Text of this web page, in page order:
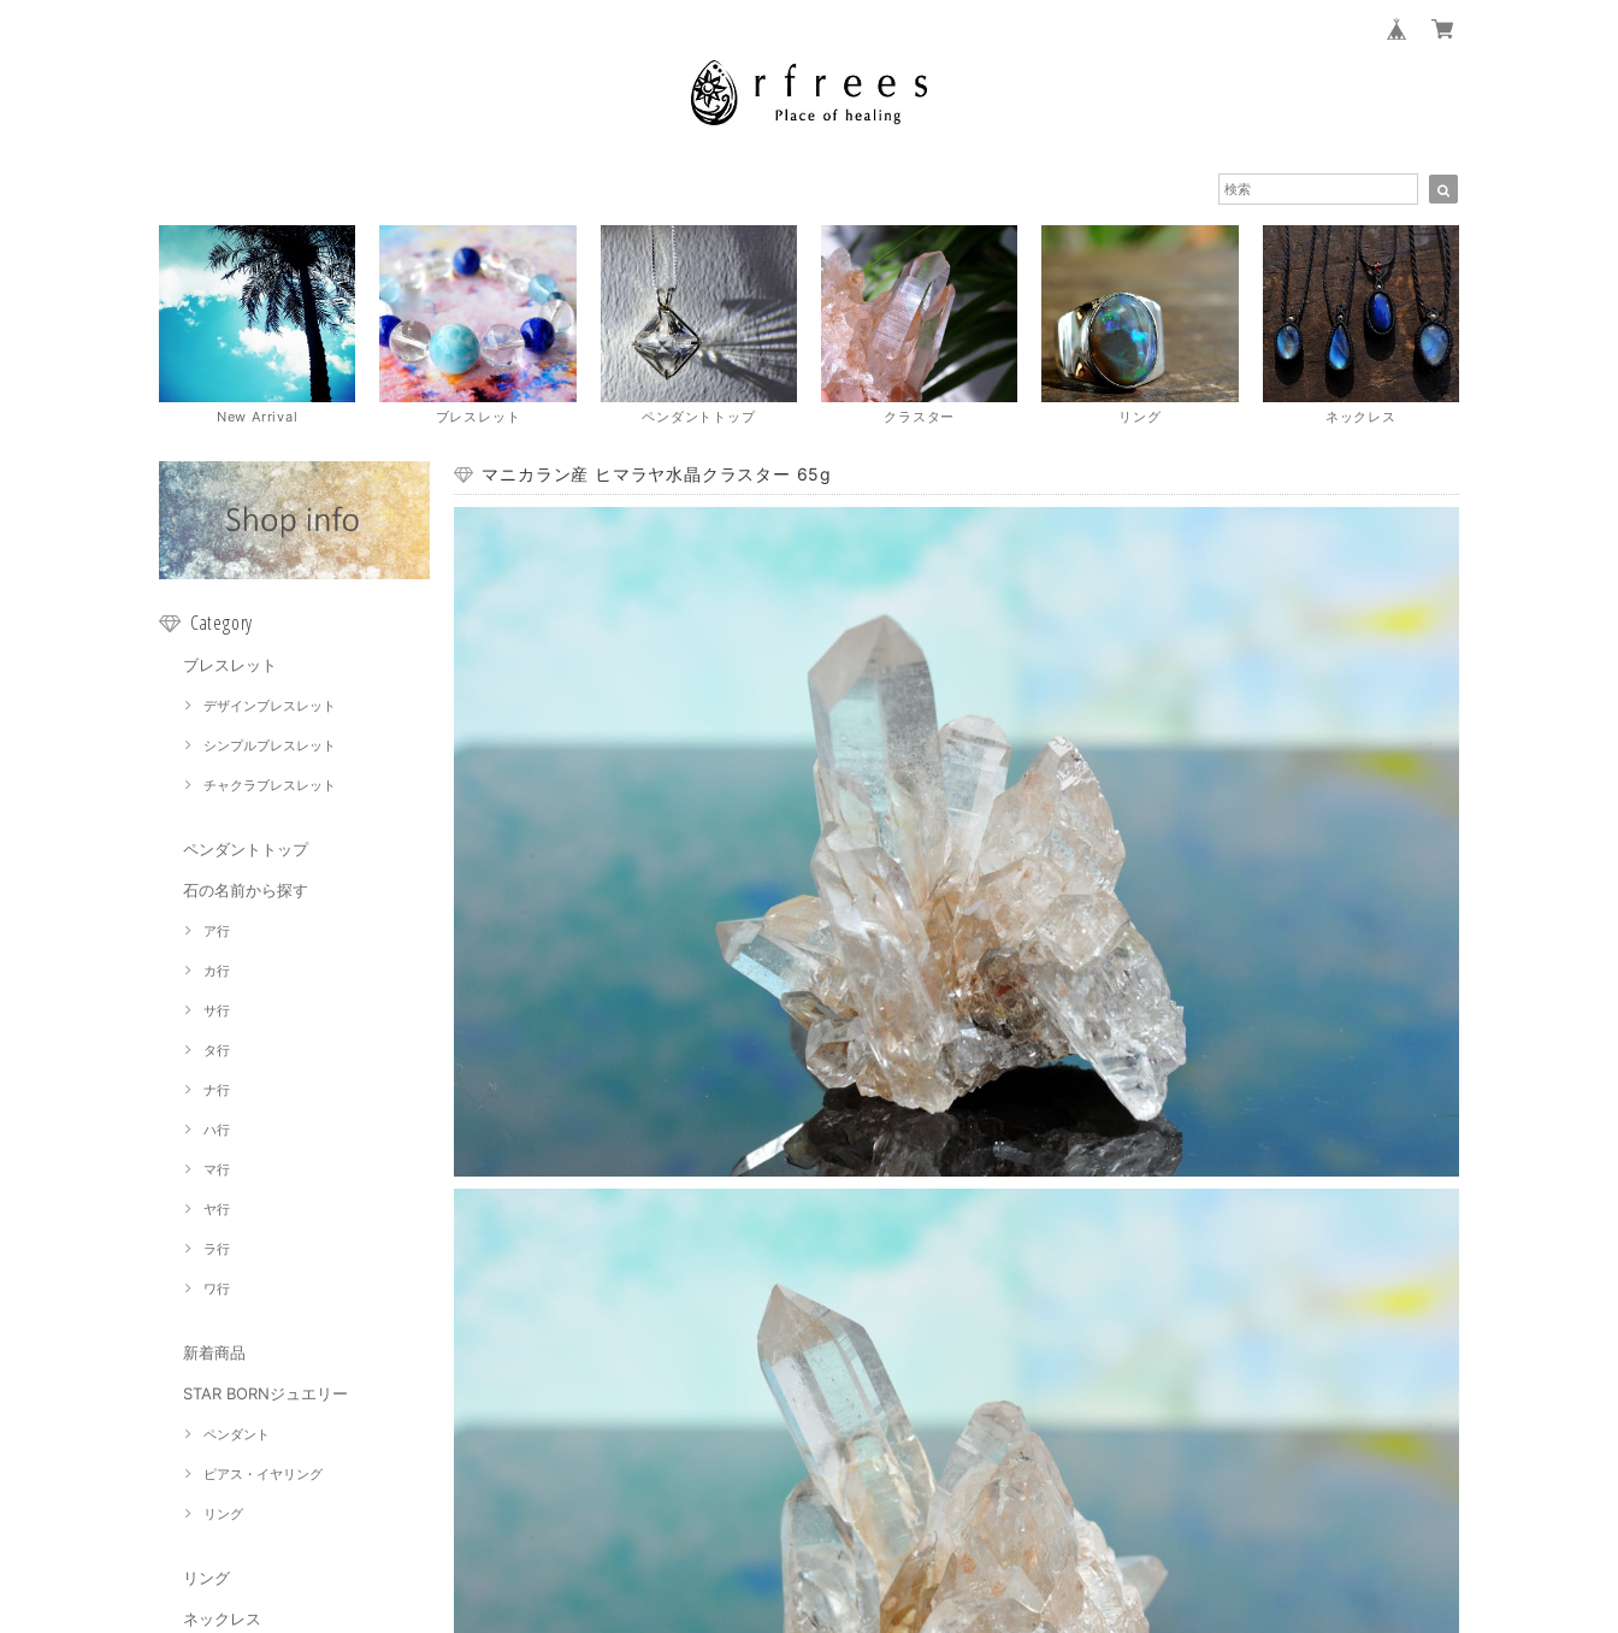
New Arrival ブレスレット ペンダントトップ クラスター リング ネックレス
Category
ブレスレット
デザインブレスレット
シンプルブレスレット
チャクラブレスレット
ペンダントトップ
石の名前から探す
ア行
カ行
サ行
タ行
ナ行
ハ行
マ行
ヤ行
ラ行
ワ行
新着商品
STAR BORNジュエリー
ペンダント
ピアス・イヤリング
リング
リング
ネックレス
マニカラン産 ヒマラヤ水晶クラスター 65g